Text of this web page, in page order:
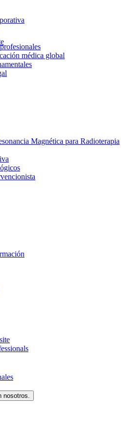
médica global
Magnética para Radioterapia
nosotros.